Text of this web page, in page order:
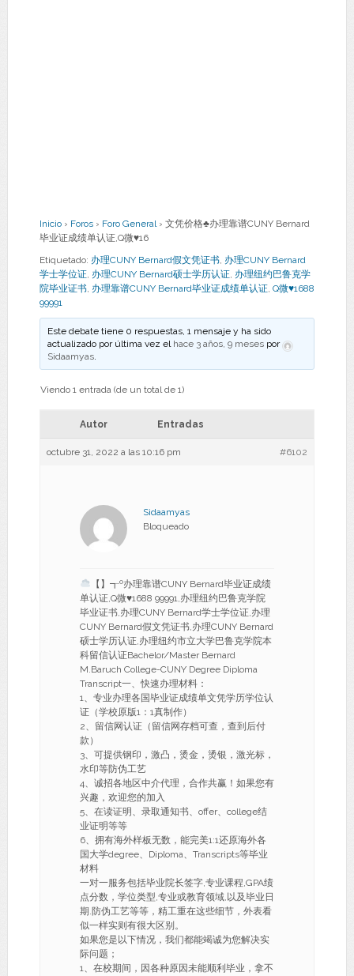
Inicio › Foros › Foro General › 文凭价格♣办理靠谱CUNY Bernard
毕业证成绩单认证,Q微♥16
Etiquetado: 办理CUNY Bernard假文凭证书, 办理CUNY Bernard
学士学位证, 办理CUNY Bernard硕士学历认证, 办理纽约巴鲁克学
院毕业证书, 办理靠谱CUNY Bernard毕业证成绩单认证, Q微♥1688
99991
Este debate tiene 0 respuestas, 1 mensaje y ha sido
actualizado por última vez el hace 3 años, 9 meses por
Sidaamyas.
Viendo 1 entrada (de un total de 1)
Autor Entradas
octubre 31, 2022 a las 10:16 pm #6102
Sidaamyas
Bloqueado
【】┱º办理靠谱CUNY Bernard毕业证成绩
单认证,Q微♥1688 99991,办理纽约巴鲁克学院
毕业证书,办理CUNY Bernard学士学位证,办理
CUNY Bernard假文凭证书,办理CUNY Bernard
硕士学历认证,办理纽约市立大学巴鲁克学院本
科留信认证Bachelor/Master Bernard
M.Baruch College-CUNY Degree Diploma
Transcript一、快速办理材料：
1、专业办理各国毕业证成绩单文凭学历学位认
证（学校原版1：1真制作）
2、留信网认证（留信网存档可查，查到后付
款）
3、可提供钢印，激凸，烫金，烫银，激光标，
水印等防伪工艺
4、诚招各地区中介代理，合作共赢！如果您有
兴趣，欢迎您的加入
5、在读证明、录取通知书、offer、college结
业证明等等
6、拥有海外样板无数，能完美1:1还原海外各
国大学degree、Diploma、Transcripts等毕业
材料
一对一服务包括毕业院长签字,专业课程,GPA绩
点分数，学位类型,专业或教育领域,以及毕业日
期.防伪工艺等等，精工重在这些细节，外表看
似一样实则有很大区别。
如果您是以下情况，我们都能竭诚为您解决实
际问题；
1、在校期间，因各种原因未能顺利毕业，拿不